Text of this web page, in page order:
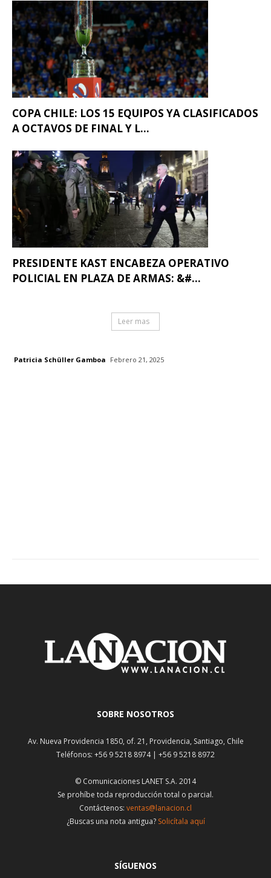
COPA CHILE: LOS 15 EQUIPOS YA CLASIFICADOS
A OCTAVOS DE FINAL Y L...
PRESIDENTE KAST ENCABEZA OPERATIVO
POLICIAL EN PLAZA DE ARMAS: &#...
Leer mas
Patricia Schüller Gamboa Febrero 21, 2025
SOBRE NOSOTROS
Av. Nueva Providencia 1850, of. 21, Providencia, Santiago, Chile
Teléfonos: +56 9 5218 8974 | +56 9 5218 8972
© Comunicaciones LANET S.A. 2014
Se prohíbe toda reproducción total o parcial.
Contáctenos: ventas@lanacion.cl
¿Buscas una nota antigua? Solicítala aquí
SÍGUENOS